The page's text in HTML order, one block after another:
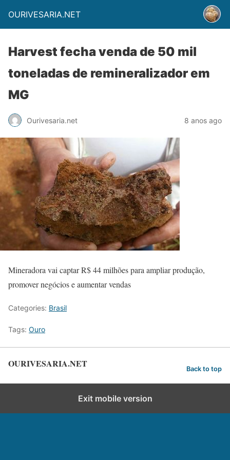
OURIVESARIA.NET
Harvest fecha venda de 50 mil
toneladas de remineralizador em
MG
Ourivesaria.net 8 anos ago
Mineradora vai captar R$ 44 milhões para ampliar produção,
promover negócios e aumentar vendas
Categories: Brasil
Tags: Ouro
OURIVESARIA.NET Back to top
Exit mobile version